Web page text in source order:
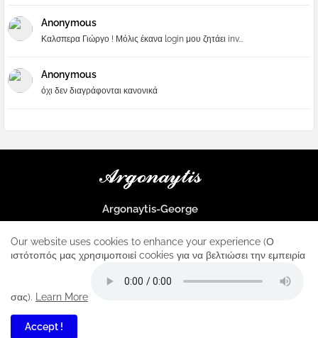
Anonymous
Καλσπερα Γιώργο ! Μόλις έκανα login μου ζητάει inv...
Anonymous
όχι δεν διαγράφονται κανονικά
Argonaytis-George
μοναδικός σταθμός για κάθε iphone
All Right Reserved Copyright ...
Home
Our website uses cookies to enhance your experience (Ο
ιστότοπός μας χρησιμοποιεί cookies για να βελτιώσει την εμπειρία
σας). Learn More
Accept !